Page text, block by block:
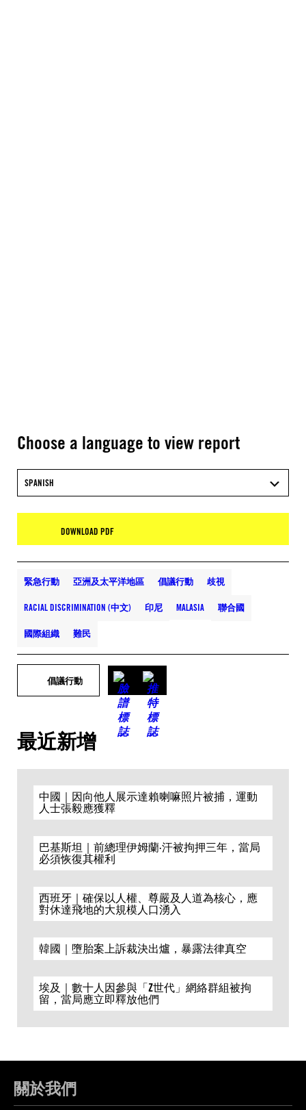
Choose a language to view report
SPANISH
DOWNLOAD PDF
緊急行動 亞洲及太平洋地區 倡議行動 歧視
RACIAL DISCRIMINATION (中文) 印尼 MALASIA 聯合國
國際組織 難民
倡議行動
最近新增
中國｜因向他人展示達賴喇嘛照片被捕，運動
人士張毅應獲釋
巴基斯坦｜前總理伊姆蘭·汗被拘押三年，當局
必須恢復其權利
西班牙｜確保以人權、尊嚴及人道為核心，應
對休達飛地的大規模人口湧入
韓國｜墮胎案上訴裁決出爐，暴露法律真空
埃及｜數十人因參與「Z世代」網絡群組被拘
留，當局應立即釋放他們
關於我們